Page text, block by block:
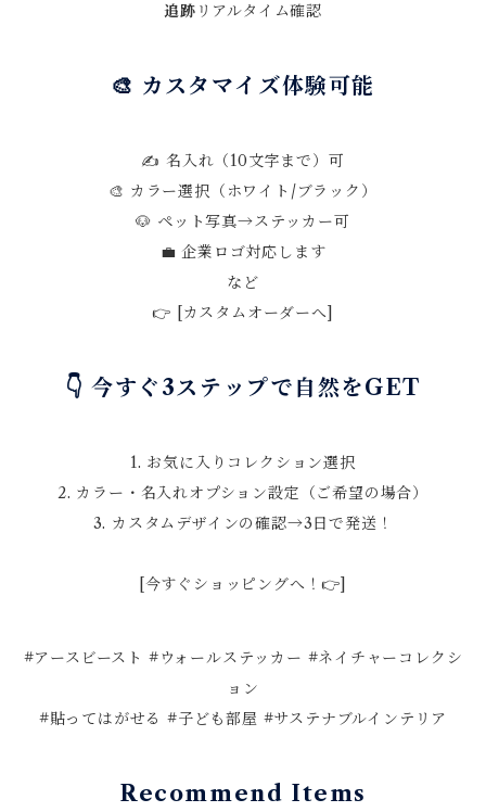
追跡 リアルタイム確認
🎨 カスタマイズ体験可能
✍️ 名入れ（10文字まで）可
🎨 カラー選択（ホワイト/ブラック）
🐶 ペット写真→ステッカー可
💼 企業ロゴ対応します
など
👉 [カスタムオーダーへ]
👇 今すぐ3ステップで自然をGET
1. お気に入りコレクション選択
2. カラー・名入れオプション設定（ご希望の場合）
3. カスタムデザインの確認→3日で発送！
[今すぐショッピングへ！👉]
#アースビースト #ウォールステッカー #ネイチャーコレクシ
ョン
#貼ってはがせる #子ども部屋 #サステナブルインテリア
Recommend Items